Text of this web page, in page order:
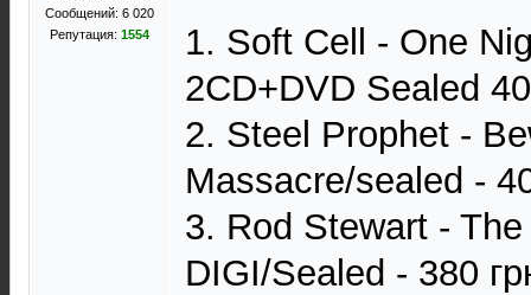
Сообщений: 6 020
Репутация:1554
1. Soft Cell - One
2CD+DVD Sealed
2. Steel Prophet -
Massacre/sealed -
3. Rod Stewart -
DIGI/Sealed - 380